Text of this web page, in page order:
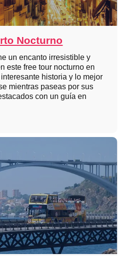
Nocturno
un encanto irresistible y
este free tour nocturno en
historia y lo mejor
mientras paseas por sus
con un guía en